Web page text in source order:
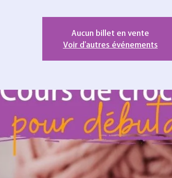
Aucun billet en vente
Voir d'autres événements